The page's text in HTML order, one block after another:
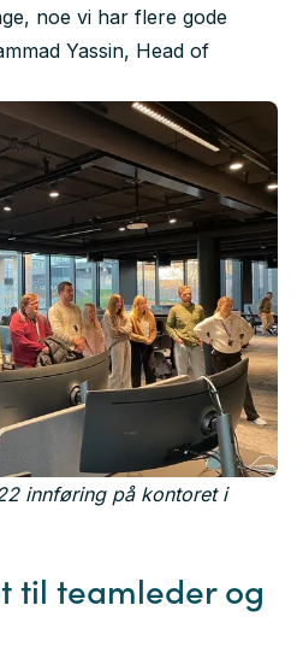
noe vi har flere gode
Yassin, Head of
innføring på kontoret i
til teamleder og